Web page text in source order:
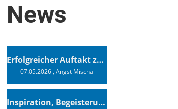
News
Erfolgreicher Auftakt zur Swiss Sailing Challenge League 2026
07.05.2026, Angst Mischa
Inspiration, Begeisterung - Ein Vortrag von Vendée-Globe-Finisher Oliver Heer